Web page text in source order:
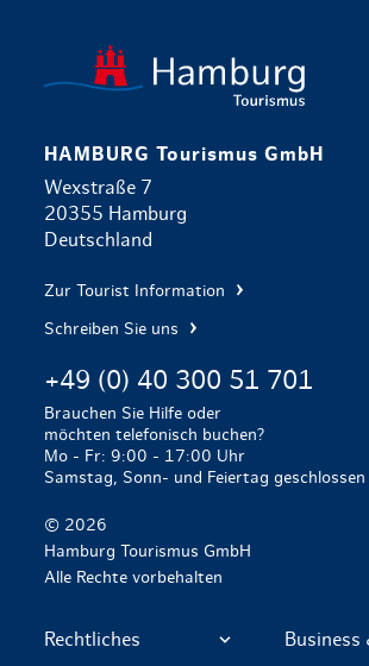
HAMBURG Tourismus GmbH
Wexstraße 7
20355 Hamburg
Deutschland
Zur Tourist Information
Schreiben Sie uns
+49 (0) 40 300 51 701
Brauchen Sie Hilfe oder
möchten telefonisch buchen?
Mo - Fr: 9:00 - 17:00 Uhr
Samstag, Sonn- und Feiertag geschlossen
© 2026
Hamburg Tourismus GmbH
Alle Rechte vorbehalten
Rechtliches Business